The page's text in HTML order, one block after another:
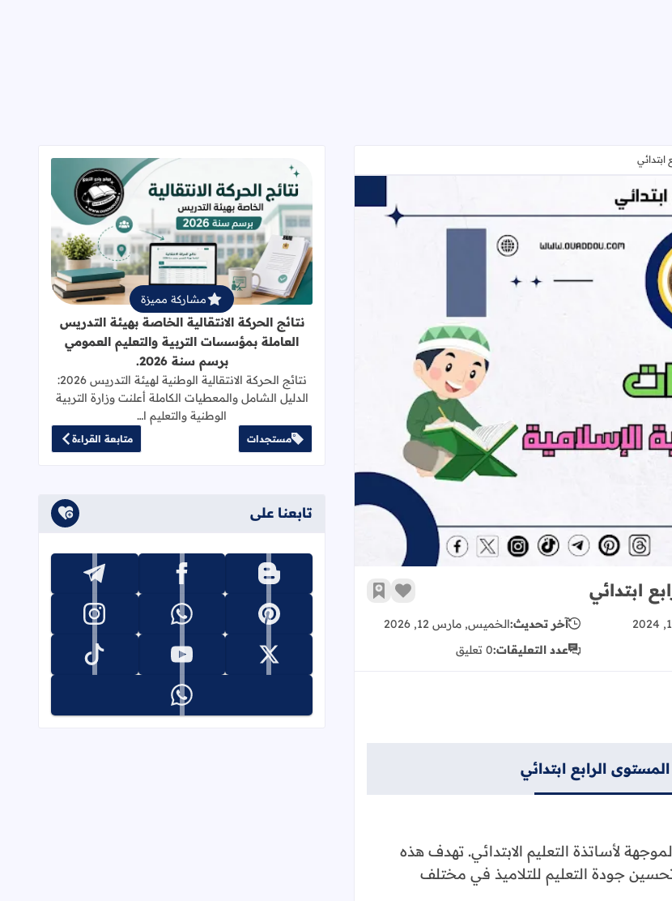
ابتدائي
المنير في التربية الإسلامية المستوى الرابع ابتدائي
ابتدائي زر الإعجاب
أضف إلى العلامات المرجعية
آخر تحديث:الخميس, مارس 12, 2026
عدد التعليقات:0 تعليق
الرابع ابتدائي
لأساتذة التعليم الابتدائي. تهدف هذه
جودة التعليم للتلاميذ في مختلف
قراءة المزيد عن نتائج الحركة
مشاركة مميزة
نتائج الحركة الانتقالية الخاصة بهيئة التدريس
العاملة بمؤسسات التربية والتعليم العمومي
برسم سنة 2026.
نتائج الحركة الانتقالية الوطنية لهيئة التدريس 2026:
الدليل الشامل والمعطيات الكاملة أعلنت وزارة التربية
الوطنية والتعليم ا…
مستجدات متابعة القراءة
تابعنا على
تابعنا على blogger تابعنا على facebook تابعنا على telegram
تابعنا على pinterest تابعنا على whatsapp تابعنا على instagram
تابعنا على x تابعنا على youtube تابعنا على tiktok
تابعنا على whatsapp